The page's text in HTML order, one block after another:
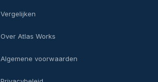
Vergelijken
Over Atlas Works
Algemene voorwaarden